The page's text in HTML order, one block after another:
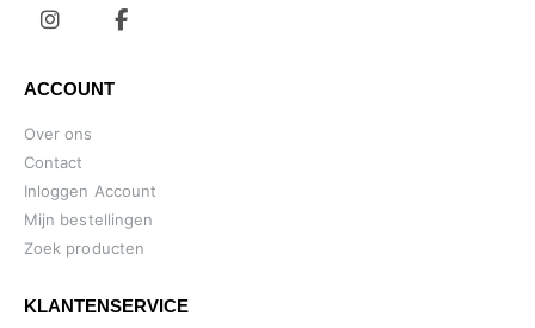
ACCOUNT
Over ons
Contact
Inloggen Account
Mijn bestellingen
Zoek producten
KLANTENSERVICE